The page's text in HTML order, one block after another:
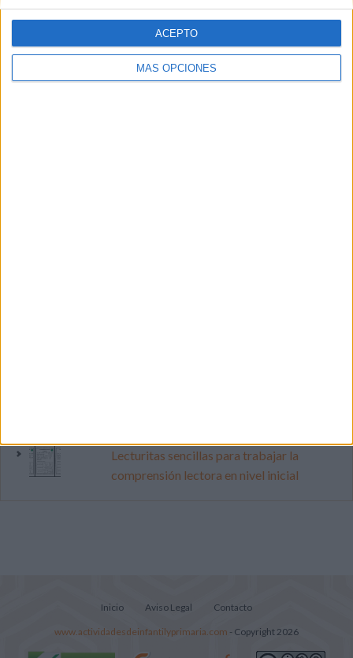
MÁS OPCIONES
ACEPTO
PINTEREST
Lecturitas sencillas para trabajar la
comprensión lectora en nivel inicial
Inicio Aviso Legal Contacto
www.actividadesdeinfantilyprimaria.com - Copyright 2026